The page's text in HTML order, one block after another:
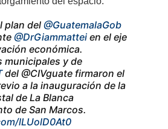
plan del @GuatemalaGob
@DrGiammattei en el eje
económica.
municipales y de
del @CIVguate firmaron el
a la inauguración de la
de La Blanca
de San Marcos.
lLUolD0At0